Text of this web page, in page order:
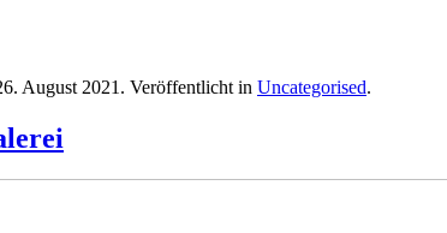
August 2021 . Veröffentlicht in Uncategorised.